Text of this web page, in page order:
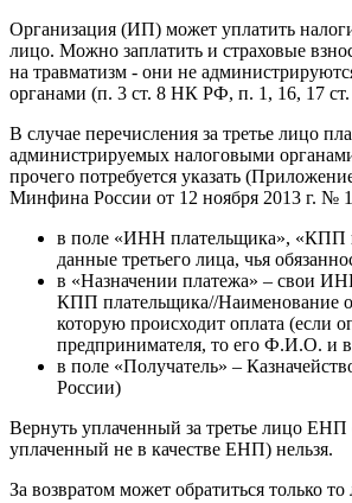
Организация (ИП) может уплатить
лицо. Можно заплатить и страховые
на травматизм - они не
органами (п. 3 ст. 8 НК РФ, п. 1, 16, 17
В случае перечисления за третье лицо
администрируемых налоговыми
прочего потребуется указать
Минфина России от 12 ноября 2013 г. №
в поле «ИНН плательщика», «КПП
данные третьего лица, чья
в «Назначении платежа» – свои
КПП плательщика//Наименование
которую происходит оплата (если
предпринимателя, то его Ф.И.О. и
в поле «Получатель» –
России)
Вернуть уплаченный за третье лицо ЕНП
уплаченный не в качестве ЕНП) нельзя.
За возвратом может обратиться только то